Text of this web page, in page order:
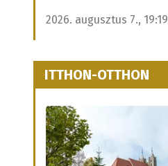
2026. augusztus 7., 19:19
ITTHON-OTTHON